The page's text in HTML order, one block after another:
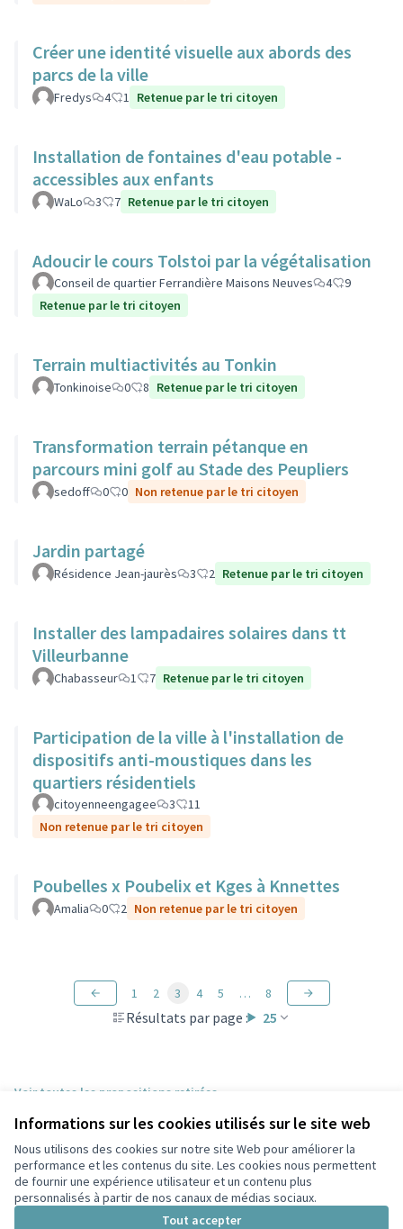
Informations sur les cookies utilisés sur le site web
Nous utilisons des cookies sur notre site Web pour améliorer la
performance et les contenus du site. Les cookies nous permettent
de fournir une expérience utilisateur et un contenu plus
personnalisés à partir de nos canaux de médias sociaux.
Tout accepter
Créer une identité visuelle aux abords des
parcs de la ville
Fredys 4 1 Retenue par le tri citoyen
Installation de fontaines d'eau potable -
accessibles aux enfants
WaLo 3 7 Retenue par le tri citoyen
Adoucir le cours Tolstoi par la végétalisation
Conseil de quartier Ferrandière Maisons Neuves 4
9
Retenue par le tri citoyen
Terrain multiactivités au Tonkin
Tonkinoise 0 8 Retenue par le tri citoyen
Transformation terrain pétanque en
parcours mini golf au Stade des Peupliers
sedoff 0 0 Non retenue par le tri citoyen
Jardin partagé
Résidence Jean-jaurès 3 2 Retenue par le tri citoyen
Installer des lampadaires solaires dans tt
Villeurbanne
Chabasseur 1 7 Retenue par le tri citoyen
Participation de la ville à l'installation de
dispositifs anti-moustiques dans les
quartiers résidentiels
citoyenneengagee 3
11
Non retenue par le tri citoyen
Poubelles x Poubelix et Kges à Knnettes
Amalia 0 2 Non retenue par le tri citoyen
Résultats par page : 25
1 2 3 4 5 … 8
Voir toutes les propositions retirées
Conditions d'utilisation
Paramètres des cookies
Participez Villeurbanne sur X
(Lien externe)
Participez Villeurbanne sur Facebook
Participez Villeurbanne sur Instagram
Participez Villeurbanne sur YouTube
(Lien externe)